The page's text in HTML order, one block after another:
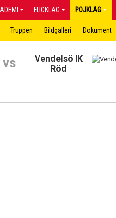
FLICKLAG POJKLAG
Truppen Bildgalleri Dokument
vs
Vendelsö IK
Röd